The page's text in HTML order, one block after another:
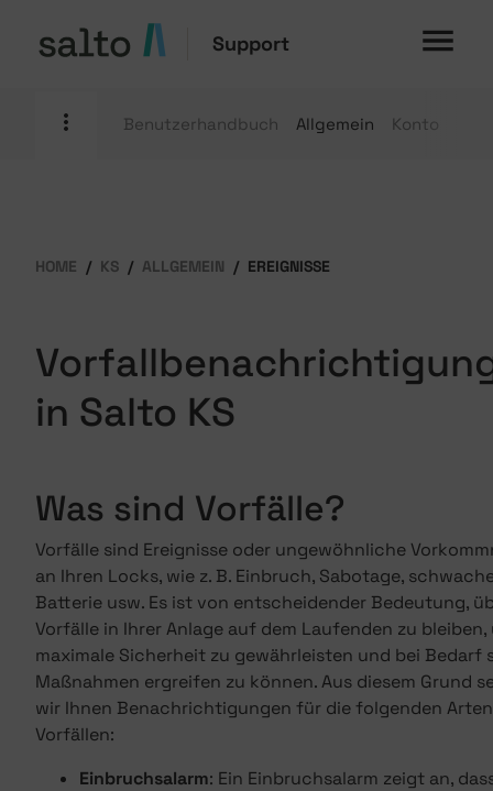
Support
Benutzerhandbuch Allgemein Konto
HOME KS ALLGEMEIN EREIGNISSE
in Salto KS
Was sind Vorfälle?
Vorfälle sind Ereignisse oder ungewöhnliche
an Ihren Locks, wie z. B. Einbruch, Sabotage,
Batterie usw. Es ist von entscheidender Bedeutung,
Vorfälle in Ihrer Anlage auf dem Laufenden zu bleiben,
maximale Sicherheit zu gewährleisten und bei Bedarf
Maßnahmen ergreifen zu können. Aus diesem Grund
wir Ihnen Benachrichtigungen für die folgenden
Vorfällen:
Einbruchsalarm: Ein Einbruchsalarm zeigt an,